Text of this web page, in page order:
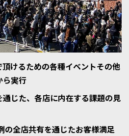
けるための各種イベントその他
ら実行
じた、各店に内在する課題の見
の全店共有を通じたお客様満足